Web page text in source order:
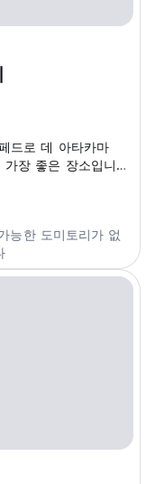
드로 데 아타카마
장 좋은 장소입니
능한 도미토리가 없